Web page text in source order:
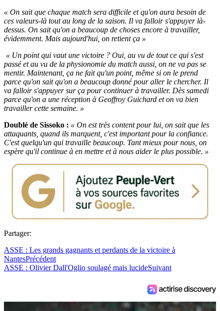
« On sait que chaque match sera difficile et qu'on aura besoin de
ces valeurs-là tout au long de la saison. Il va falloir s'appuyer là-
dessus. On sait qu'on a beaucoup de choses encore à travailler,
évidemment. Mais aujourd'hui, on retient ça »
« Un point qui vaut une victoire ? Oui, au vu de tout ce qui s'est
passé et au vu de la physionomie du match aussi, on ne va pas se
mentir. Maintenant, ça ne fait qu'un point, même si on le prend
parce qu'on sait qu'on a beaucoup donné pour aller le chercher. Il
va falloir s'appuyer sur ça pour continuer à travailler. Dès samedi
parce qu'on a une réception à Geoffroy Guichard et on va bien
travailler cette semaine. »
Doublé de Sissoko : « On est très content pour lui, on sait que les
attaquants, quand ils marquent, c'est important pour la confiance.
C'est quelqu'un qui travaille beaucoup. Tant mieux pour nous, on
espère qu'il continue à en mettre et à nous aider le plus possible. »
Partager:
ASSE : Les grands gagnants et perdants de la victoire à
NantesPrécédent
ASSE : Olivier Dall'Oglio soulagé mais lucideSuivant